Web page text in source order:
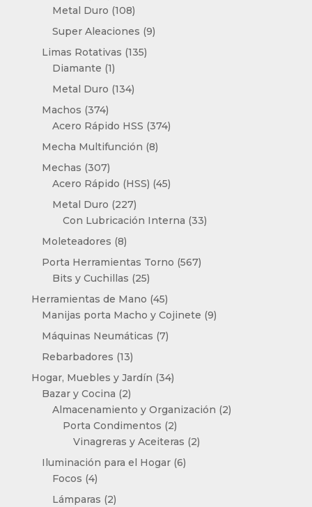
productos
Metal Duro 108108
productos
Super Aleaciones 99
Limas Rotativas 135135
Diamante 11
producto
Metal Duro 134134
Machos 374374
productos
Acero Rápido HSS 374374
Mecha Multifunción 88
Mechas 307307
productos
Acero Rápido (HSS) 4545
Metal Duro 227227
productos
Con Lubricación Interna 3333
Moleteadores 88
productos
Porta Herramientas Torno 567567
Bits y Cuchillas 2525
productos
Herramientas de Mano 4545
productos
Manijas porta Macho y Cojinete 99
Máquinas Neumáticas 77
Rebarbadores 1313
productos
Hogar, Muebles y Jardín 3434
Bazar y Cocina 22
productos
Almacenamiento y Organización 22
Porta Condimentos 22
productos
Vinagreras y Aceiteras 22
Iluminación para el Hogar 66
Focos 44
productos
Lámparas 22